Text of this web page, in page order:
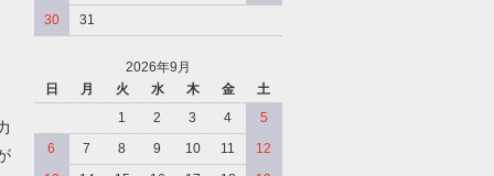
30
31
2026年9月
日
月 火 水 木 金
土
1
2 3 4
5
6
7 8 9 10 11
12